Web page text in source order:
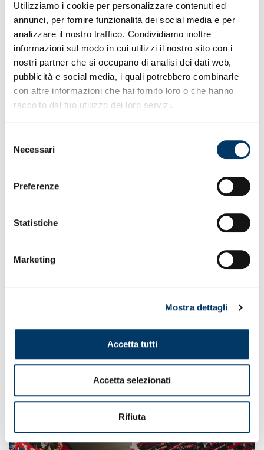
Utilizziamo i cookie per personalizzare contenuti ed
annunci, per fornire funzionalità dei social media e per
analizzare il nostro traffico. Condividiamo inoltre
informazioni sul modo in cui utilizzi il nostro sito con i
nostri partner che si occupano di analisi dei dati web,
pubblicità e social media, i quali potrebbero combinarle
con altre informazioni che hai fornito loro o che hanno
raccolto dal tuo utilizzo dei loro servizi.
delNecessari
Preferenze
Statistiche
Marketing
Mostra dettagli
Accetta tutti
Accetta selezionati
Rifiuta
• 31.200 gli spettatori muniti di titoli di accesso per
l’anticipo
• Giro di campo all’intervallo dei giovani tifosi Genoa e
Pisa
• Sportello accrediti dalle 11 varchi stadio aperti alle
• Merchandising store mobile pop-up fuori settore
Tribuna